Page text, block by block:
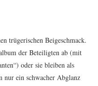
trügerischen Beigeschmack.
der Beteiligten ab (mit
oder sie bleiben als
nur ein schwacher Abglanz